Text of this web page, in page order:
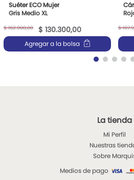
Suéter ECO Mujer
Gris Medio XL
$ 162.900,00 $ 130.300,00
Agregar a la bolsa
$ 197.
La tienda
Mi Perfil
Nuestras
Sobre
Medios de pago